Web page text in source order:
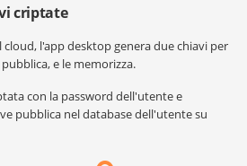
criptate
l'app desktop genera due chiavi per
e le memorizza.
con la password dell'utente e
pubblica nel database dell'utente su